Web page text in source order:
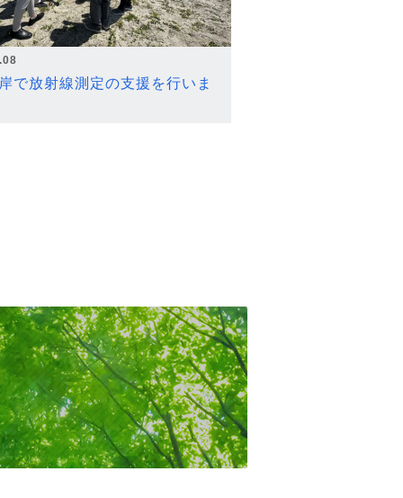
で放射線測定の支援を行いま